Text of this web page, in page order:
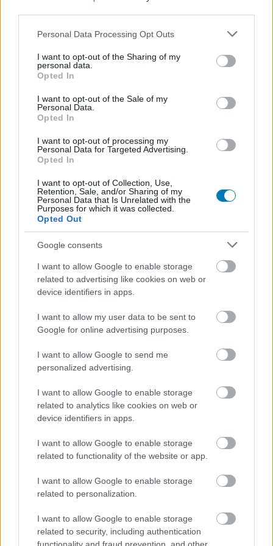
Please note that this website/app uses one or more Google
not limited to your visit or usage behaviour. You may click to
grant or deny consent to Google and its third-party tags to
use your data for below specified purposes in below Google
consent section.
Personal Data Processing Opt Outs
I want to opt-out of the Sharing of my
personal data.
Opted In
I want to opt-out of the Sale of my
Personal Data.
Opted In
I want to opt-out of processing my
Personal Data for Targeted Advertising.
Opted In
I want to opt-out of Collection, Use,
Retention, Sale, and/or Sharing of my
Personal Data that Is Unrelated with the
Purposes for which it was collected.
Opted Out
Google consents
I want to allow Google to enable storage
related to advertising like cookies on web or
device identifiers in apps.
I want to allow my user data to be sent to
Google for online advertising purposes.
I want to allow Google to send me
personalized advertising.
I want to allow Google to enable storage
related to analytics like cookies on web or
device identifiers in apps.
I want to allow Google to enable storage
related to functionality of the website or app.
I want to allow Google to enable storage
related to personalization.
I want to allow Google to enable storage
related to security, including authentication
érkeznek a filmjeik - később kiderült, hogy Póki nem is
hal meg, de ez tulajdonképpen lényegtelen, mivel pár
kivételtől eltekintve (ilyen mondjuk Ben bácsi) a
utóbb mindenki feltámad, minden fontosabb karaktert
visszahoznak az írók, de azért legalább pár évet szoktak
várni ezzel. Nem így történt ez a nemrég elhunyt Ms.
Marvel, vagyis Kamala Khan esetében, neki ugyanis
rekordidő alatt sikerült feltámadnia.
Ms. Marvel nemrég az Amazing Spider-Man
képregényben vesztette életét, hősiesen feláldozta
magát. Nem maradt azonban sokáig halott, szinte
azonnal fel is támasztotta őt a kiadó a Hellfire Gala 2023
című kiadványban, egyúttal kiderült, hogy Kamala Khan
egy mutáns - ezért lehetett őt feltámasztani, az X-Men
tagok ugyanis jelenleg gond nélkül halnak, azonnal vissza
lehet hozni őket az életbe az élő sziget, Krakoa
segítségével (ez jelenleg az X-Men és gyakorlatilag az
egész mutáns nép otthona).
képregényiparban, így az a változtatás, hogy az eddig az
Inhumans csoporthoz sorolható (de egyébként az
Avengers és Champions csapatokban is megforduló)
Ms. Marvel immár az X-Men soraiba tagozódik be, és
maga is mutáns, egy alapvetően érdekes módosításnak
tekinthető, amivel izgalmas új történetszálakat
nyithatnak meg az alkotók. Az sem mellékes, hogy a
az MCU-hoz, a Ms. Marvel tévésorozatból ugyanis
kiderült (és most némispoiler
Marvel moziverzumában Kamala Khan egy mutáns
Mindezek mellett azonban már-már komikus az, ahogy a
Marvel ezt az egészet tálalta.